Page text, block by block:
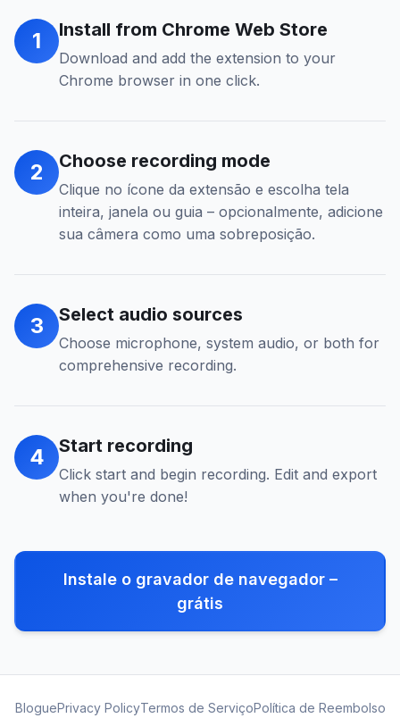
1 Install from Chrome Web Store
Download and add the extension to your
Chrome browser in one click.
2 Choose recording mode
Clique no ícone da extensão e escolha tela
inteira, janela ou guia – opcionalmente, adicione
sua câmera como uma sobreposição.
3 Select audio sources
Choose microphone, system audio, or both for
comprehensive recording.
4 Start recording
Click start and begin recording. Edit and export
when you're done!
Instale o gravador de navegador –
grátis
BloguePrivacy PolicyTermos de ServiçoPolítica de Reembolso